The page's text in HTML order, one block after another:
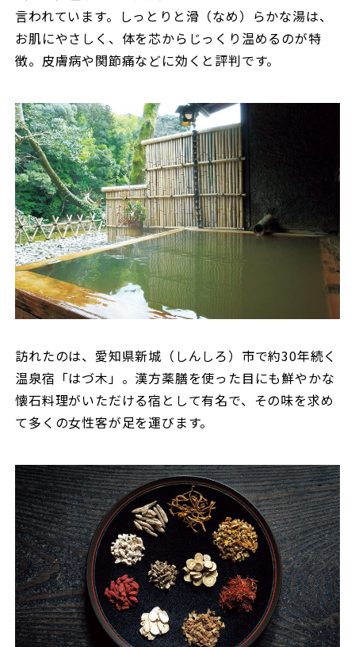
言われています。しっとりと滑（なめ）らかな湯は、
お肌にやさしく、体を芯からじっくり温めるのが特
徴。皮膚病や関節痛などに効くと評判です。
訪れたのは、愛知県新城（しんしろ）市で約30年続く
温泉宿「はづ木」。漢方薬膳を使った目にも鮮やかな
懐石料理がいただける宿として有名で、その味を求め
て多くの女性客が足を運びます。